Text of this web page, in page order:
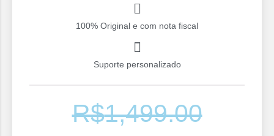
100% Original e com nota fiscal
Suporte personalizado
R$1,499.00